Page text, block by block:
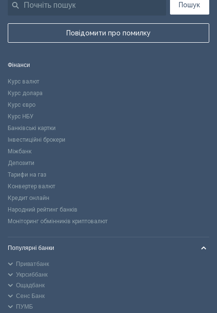
Пошук
Повідомити про помилку
Фінанси
Курс валют
Курс долара
Курс євро
Курс НБУ
Банківські картки
Інвестиційні брокери
Міжбанк
Депозити
Тарифи на газ
Конвертер валют
Кредит онлайн
Народний рейтинг банків
Моніторинг обмінників криптовалют
Популярні банки
Приватбанк
Укрсиббанк
Ощадбанк
Сенс Банк
ПУМБ